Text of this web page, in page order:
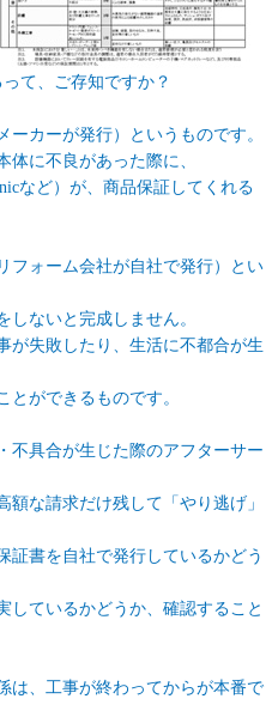
て、ご存知ですか？
カーが発行）というものです。
体に不良があった際に、
など）が、商品保証してくれる
フォーム会社が自社で発行）とい
しないと完成しません。
が失敗したり、生活に不都合が生
とができるものです。
不具合が生じた際のアフターサー
額な請求だけ残して「やり逃げ」
証書を自社で発行しているかどう
しているかどうか、確認すること
は、工事が終わってからが本番で